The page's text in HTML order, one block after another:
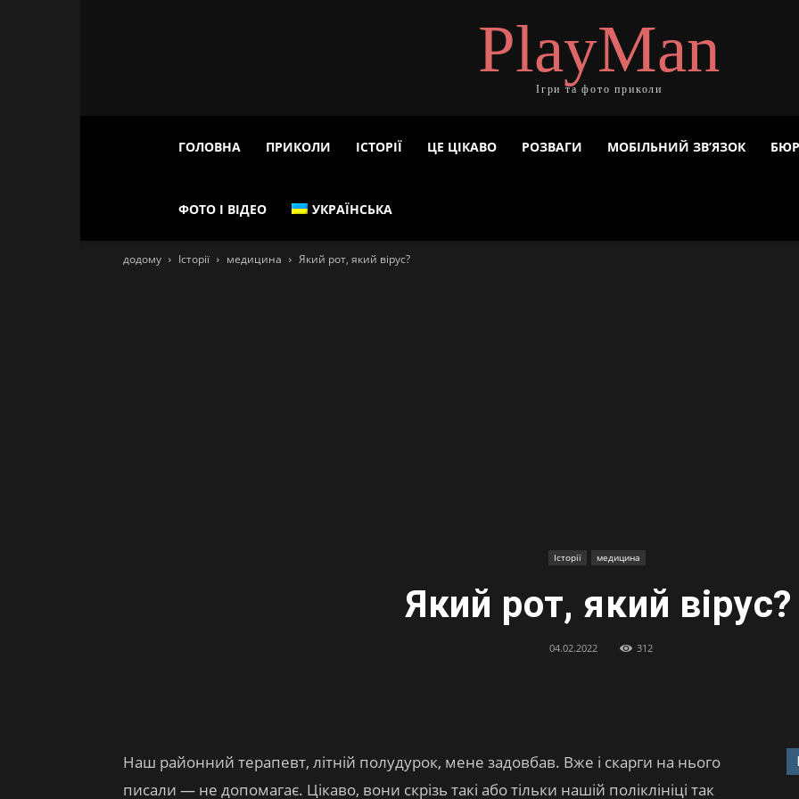
PlayMan
Ігри та фото приколи
ГОЛОВНА ПРИКОЛИ ІСТОРІЇ ЦЕ ЦІКАВО РОЗВАГИ МОБІЛЬНИЙ ЗВ’ЯЗОК
ФОТО І ВІДЕО УКРАЇНСЬКА
додому Історії медицина Який рот, який вірус?
Історії медицина
Який рот, який вірус?
04.02.2022 312
Наш районний терапевт, літній полудурок, мене задовбав. Вже і скарги на нього
писали — не допомагає. Цікаво, вони скрізь такі або тільки нашій поліклініці так